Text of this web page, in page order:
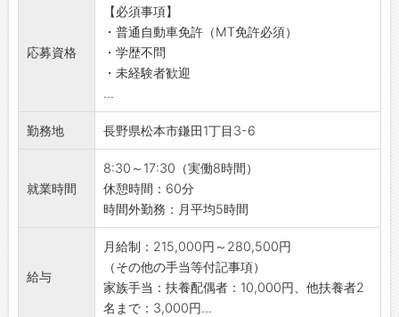
・修理
・整備
・作業終了後の車の洗浄
★検査員資格をお持ちの方は、検査業務中心の
作業をしていただくことも可能です◎
★入社後は基本的な作業をご担当いただきなが
ら、業務経験やスキル等に応じた作業を担当し
【作業場所について】
・本社工場内が主になります。
・お客様先への引取や納車をしていただく場面
もあります。
【入庫イメージ】
・全体の6割：取引のあるリース会社のリース
車両
応募資格
【必須事項】
・普通自動車免許（MT免許必須）
・学歴不問
・未経験者歓迎
...
勤務地 長野県松本市鎌田1丁目3-6
就業時間
8:30～17:30（実働8時間）
休憩時間：60分
時間外勤務：月平均5時間
給与
月給制：215,000円～280,500円
（その他の手当等付記事項）
家族手当：扶養配偶者：10,000円、他扶養者2
名まで：3,000円...